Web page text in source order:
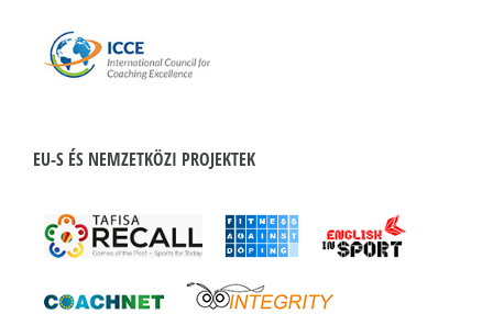
EU-S ÉS NEMZETKÖZI PROJEKTEK